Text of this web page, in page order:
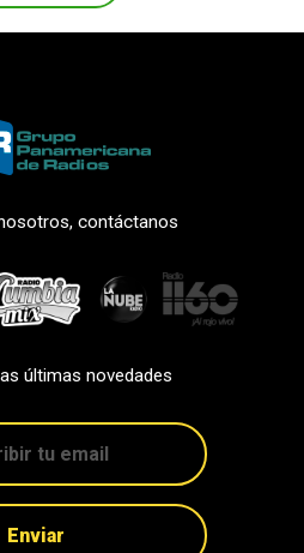
contáctanos
últimas novedades
Enviar